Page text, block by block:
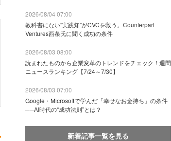
2026/08/04 07:00
教科書にない“実践知”がCVCを救う。Counterpart
Ventures西条氏に聞く成功の条件
2026/08/03 08:00
読まれたものから企業変革のトレンドをチェック！週間
ニュースランキング【7/24～7/30】
2026/08/03 07:00
Google・Microsoftで学んだ「幸せなお金持ち」の条件
──AI時代の“成功法則”とは？
新着記事一覧を見る